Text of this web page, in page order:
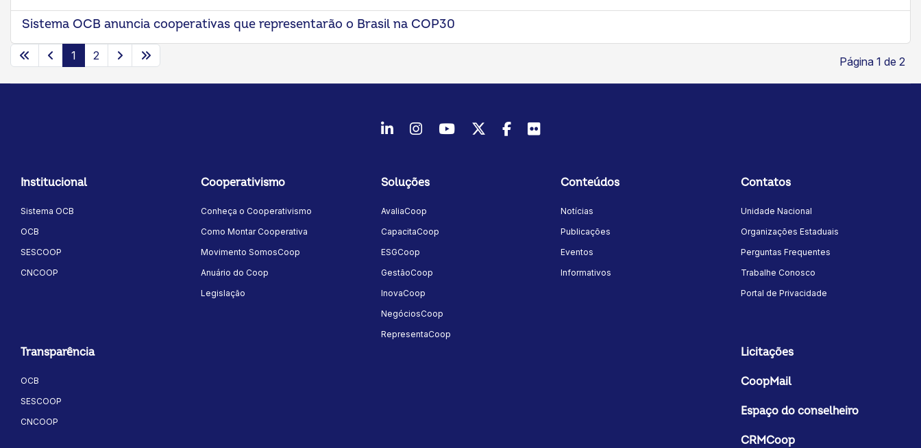
Sistema OCB anuncia cooperativas que representarão o Brasil na COP30
Página 1 de 2
1 2
LinkedInInstagram
YoutubeTwitter/X
Facebook
Flickr
Institucional
Sistema OCB
OCB
SESCOOP
CNCOOP
Cooperativismo
Conheça o Cooperativismo
Como Montar Cooperativa
Movimento SomosCoop
Anuário do Coop
Legislação
Soluções
AvaliaCoop
CapacitaCoop
ESGCoop
GestãoCoop
InovaCoop
NegóciosCoop
RepresentaCoop
Conteúdos
Notícias
Publicações
Eventos
Informativos
Contatos
Unidade Nacional
Organizações Estaduais
Perguntas Frequentes
Trabalhe Conosco
Portal de Privacidade
Transparência
OCB
SESCOOP
CNCOOP
Licitações
CoopMail
Espaço do conselheiro
CRMCoop